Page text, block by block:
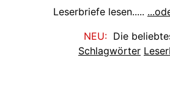
Leserbriefe lesen.....
NEU:Die
Schlagwörter